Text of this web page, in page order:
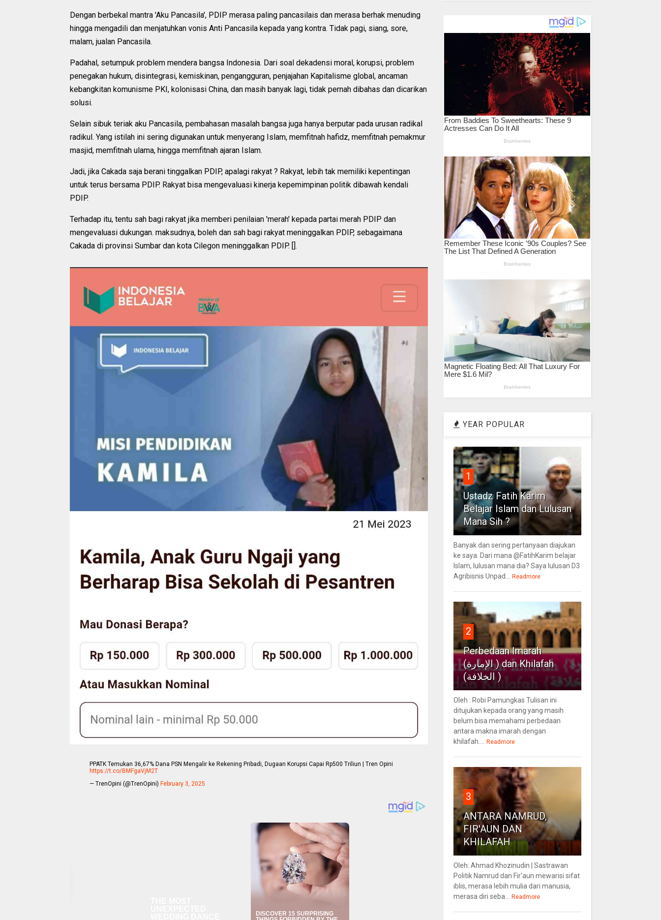
Dengan berbekal mantra 'Aku Pancasila', PDIP merasa paling pancasilais dan merasa berhak menuding
hingga mengadili dan menjatuhkan vonis Anti Pancasila kepada yang kontra. Tidak pagi, siang, sore,
malam, jualan Pancasila.
Padahal, setumpuk problem mendera bangsa Indonesia. Dari soal dekadensi moral, korupsi, problem
penegakan hukum, disintegrasi, kemiskinan, pengangguran, penjajahan Kapitalisme global, ancaman
kebangkitan komunisme PKI, kolonisasi China, dan masih banyak lagi, tidak pernah dibahas dan dicarikan
solusi.
Selain sibuk teriak aku Pancasila, pembahasan masalah bangsa juga hanya berputar pada urusan radikal
radikul. Yang istilah ini sering digunakan untuk menyerang Islam, memfitnah hafidz, memfitnah pemakmur
masjid, memfitnah ulama, hingga memfitnah ajaran Islam.
Jadi, jika Cakada saja berani tinggalkan PDIP, apalagi rakyat ? Rakyat, lebih tak memiliki kepentingan
untuk terus bersama PDIP. Rakyat bisa mengevaluasi kinerja kepemimpinan politik dibawah kendali
PDIP.
Terhadap itu, tentu sah bagi rakyat jika memberi penilaian 'merah' kepada partai merah PDIP dan
mengevaluasi dukungan. maksudnya, boleh dan sah bagi rakyat meninggalkan PDIP, sebagaimana
Cakada di provinsi Sumbar dan kota Cilegon meninggalkan PDIP. [].
PPATK Temukan 36,67% Dana PSN Mengalir ke Rekening Pribadi, Dugaan Korupsi Capai Rp500 Triliun | Tren Opini
https://t.co/BMFgaVjM2T
— TrenOpini (@TrenOpini) February 3, 2025
YEAR POPULAR
1
Ustadz Fatih Karim
Belajar Islam dan Lulusan
Mana Sih ?
Banyak dan sering pertanyaan diajukan
ke saya. Dari mana @FatihKarim belajar
Islam, lulusan mana dia? Saya lulusan D3
Agribisnis Unpad...
Readmore
2
Perbedaan Imarah
(الإمارة ) dan Khilafah
(الخلافة )
Oleh : Robi Pamungkas Tulisan ini
ditujukan kepada orang yang masih
belum bisa memahami perbedaan
antara makna imarah dengan
khilafah....
Readmore
3
ANTARA NAMRUD,
FIR'AUN DAN
KHILAFAH
Oleh: Ahmad Khozinudin | Sastrawan
Politik Namrud dan Fir'aun mewarisi sifat
iblis, merasa lebih mulia dari manusia,
merasa diri seba...
Readmore